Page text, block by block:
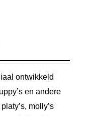
ontwikkeld
en andere
molly’s